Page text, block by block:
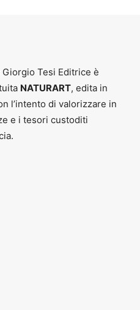
Tesi Editrice è
NATURART, edita in
l’intento di valorizzare in
e i tesori custoditi